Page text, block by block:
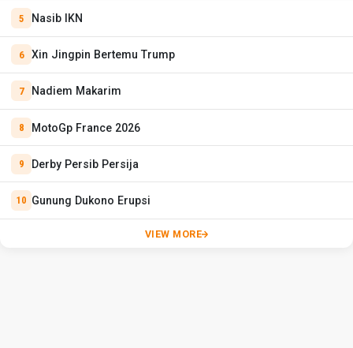
Nasib IKN
Xin Jingpin Bertemu Trump
Nadiem Makarim
MotoGp France 2026
Derby Persib Persija
Gunung Dukono Erupsi
VIEW MORE